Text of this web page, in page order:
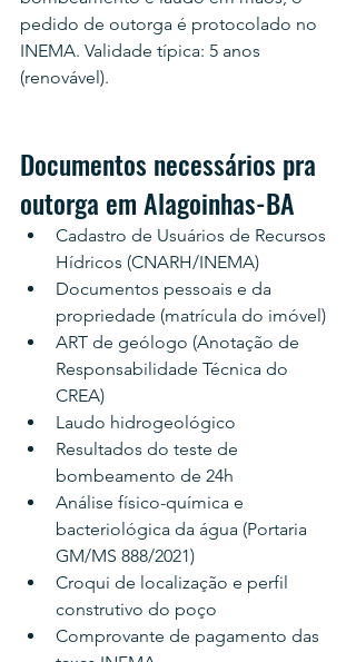
pedido de outorga é protocolado no
INEMA. Validade típica: 5 anos
(renovável).
Documentos necessários pra
outorga em Alagoinhas-BA
Cadastro de Usuários de Recursos
Hídricos (CNARH/INEMA)
Documentos pessoais e da
propriedade (matrícula do imóvel)
ART de geólogo (Anotação de
Responsabilidade Técnica do
CREA)
Laudo hidrogeológico
Resultados do teste de
bombeamento de 24h
Análise físico-química e
bacteriológica da água (Portaria
GM/MS 888/2021)
Croqui de localização e perfil
construtivo do poço
Comprovante de pagamento das